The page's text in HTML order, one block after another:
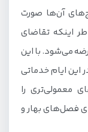
آن‌ها صورت
اینکه تقاضای
می‌شود. با این
این ایام خدماتی
معمولی‌تری را
فصل‌های بهار و